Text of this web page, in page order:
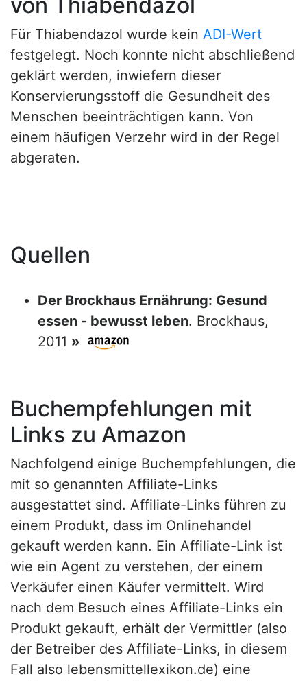
Für Thiabendazol wurde kein ADI-Wert
festgelegt. Noch konnte nicht abschließend
geklärt werden, inwiefern dieser
Konservierungsstoff die Gesundheit des
Menschen beeinträchtigen kann. Von
einem häufigen Verzehr wird in der Regel
abgeraten.
Quellen
Der Brockhaus Ernährung: Gesund
essen - bewusst leben. Brockhaus,
2011 »
Buchempfehlungen mit
Links zu Amazon
Nachfolgend einige Buchempfehlungen, die
mit so genannten Affiliate-Links
ausgestattet sind. Affiliate-Links führen zu
einem Produkt, dass im Onlinehandel
gekauft werden kann. Ein Affiliate-Link ist
wie ein Agent zu verstehen, der einem
Verkäufer einen Käufer vermittelt. Wird
nach dem Besuch eines Affiliate-Links ein
Produkt gekauft, erhält der Vermittler (also
der Betreiber des Affiliate-Links, in diesem
Fall also lebensmittellexikon.de) eine